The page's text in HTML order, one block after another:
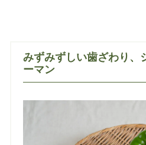
みずみずしい歯ざわり、
ーマン